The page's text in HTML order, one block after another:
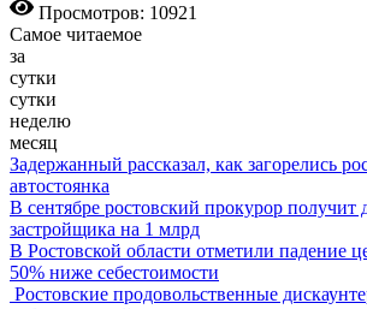
Просмотров: 10921
Самое читаемое
за
сутки
сутки
неделю
месяц
Задержанный рассказал, как загорелись
автостоянка
В сентябре ростовский прокурор получит
застройщика на 1 млрд
В Ростовской области отметили падение
50% ниже себестоимости
Ростовские продовольственные